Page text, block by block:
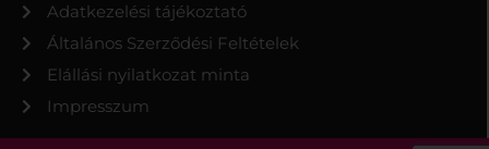
Adatkezelési tájékoztató
Általános Szerződési Feltételek
Elállási nyilatkozat minta
Impresszum